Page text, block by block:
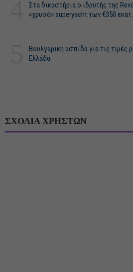
Στα δικαστήρια ο ιδρυτής της
«χρυσό» superyacht των €350 εκατ.
Βουλγαρική ασπίδα για τις τιμές
Ελλάδα
ΣΧΟΛΙΑ ΧΡΗΣΤΩΝ